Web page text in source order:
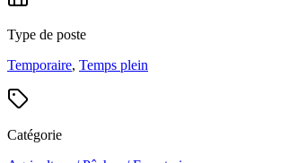
Type de poste
Temporaire, Temps plein
Catégorie